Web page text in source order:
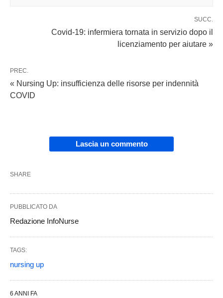
SUCC.
Covid-19: infermiera tornata in servizio dopo il
licenziamento per aiutare »
PREC.
« Nursing Up: insufficienza delle risorse per indennità
COVID
Lascia un commento
SHARE
PUBBLICATO DA
Redazione InfoNurse
TAGS:
nursing up
6 ANNI FA